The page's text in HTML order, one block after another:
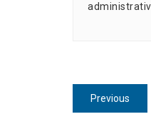
de
Previous
post: